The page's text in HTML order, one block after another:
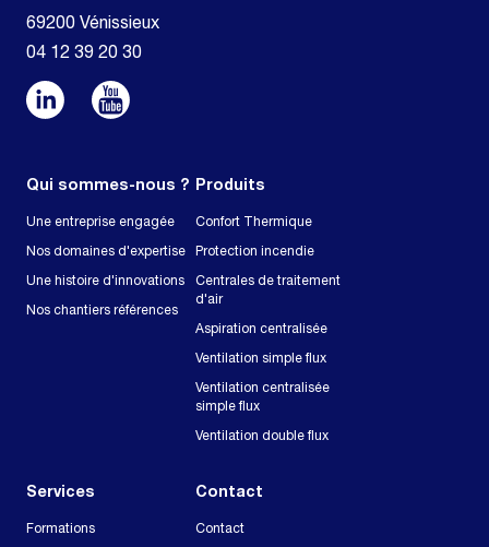
69200 Vénissieux
04 12 39 20 30
Qui sommes-nous ?
Une entreprise engagée
Nos domaines d'expertise
Une histoire d'innovations
Nos chantiers références
Produits
Confort Thermique
Protection incendie
Centrales de traitement
d'air
Aspiration centralisée
Ventilation simple flux
Ventilation centralisée
simple flux
Ventilation double flux
Services
Formations
Contact
Contact